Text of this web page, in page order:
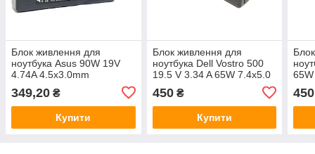
Блок живлення для
ноутбука Asus 90W 19V
4.74A 4.5x3.0mm
349,20 ₴
Купити
Блок живлення для
ноутбука Dell Vostro 500
19.5 V 3.34 A 65W 7.4x5.0
450₴
Купити
450